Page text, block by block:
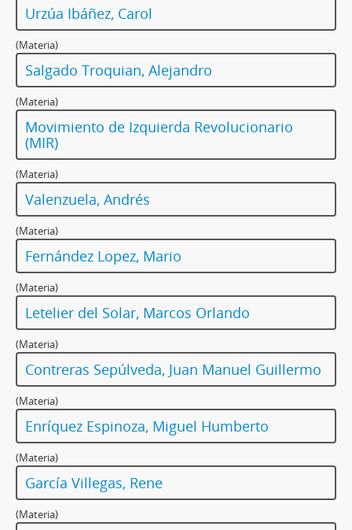
Urzúa Ibáñez, Carol
(Materia)
Salgado Troquian, Alejandro
(Materia)
Movimiento de Izquierda Revolucionario
(MIR)
(Materia)
Valenzuela, Andrés
(Materia)
Fernández Lopez, Mario
(Materia)
Letelier del Solar, Marcos Orlando
(Materia)
Contreras Sepúlveda, Juan Manuel Guillermo
(Materia)
Enríquez Espinoza, Miguel Humberto
(Materia)
García Villegas, Rene
(Materia)